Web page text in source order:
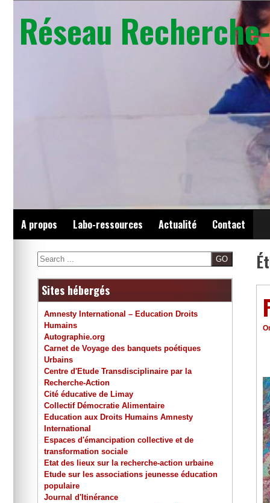
content
Réseau
A propos Labo-ressources Actualité Contact
Search
Sites hébergés
Amnesty International – Education Droits
Humains
Autographie.org
Carnet de Voyage des banquets poétiques
Urbains
Centre d'Etude Transdisciplinaire par la
Recherche-Action
Cité éducative de Limay
Collectif Démocratie Alimentaire
Education aux Droits Humains Amnesty
International
Espaces d'émancipation collective et de
transformation sociale
Etat des lieux sur la recherche-action urbaine
Etude sur les associations jeunesse éducation
populaire
Journal d'Itinérance